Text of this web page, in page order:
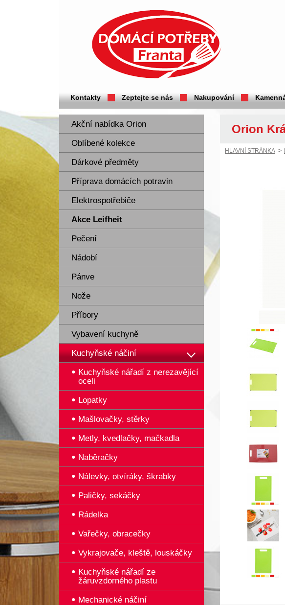
Kontakty Zeptejte se nás Nakupování
Akční nabídka Orion
Oblíbené kolekce
Dárkové předměty
Příprava domácích potravin
Elektrospotřebiče
Akce Leifheit
Pečení
Nádobí
Pánve
Nože
Příbory
Vybavení kuchyně
Kuchyňské náčiní
Kuchyňské nářadí z nerezavějící
oceli
Lopatky
Mašlovačky, stěrky
Metly, kvedlačky, mačkadla
Naběračky
Nálevky, otvíráky, škrabky
Paličky, sekáčky
Rádelka
Vařečky, obracečky
Vykrajovače, kleště, louskáčky
Kuchyňské nářadí ze
žáruvzdorného plastu
Mechanické náčiní
Orion
HLAVNÍ STRÁNKA >